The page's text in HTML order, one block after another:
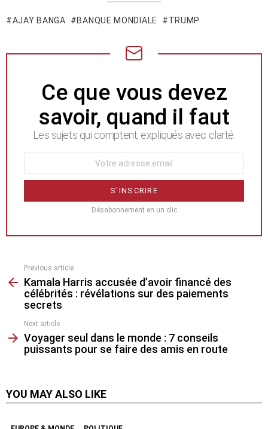
AJAY BANGA BANQUE MONDIALE TRUMP
NEWSLETTER
Ce que vous devez
savoir, quand il faut
Les sujets qui comptent, expliqués avec clarté.
Désabonnement en un clic
more
Previous article
Kamala Harris accusée d’avoir financé des
célébrités : révélations sur des paiements
secrets
Next article
Voyager seul dans le monde : 7 conseils
puissants pour se faire des amis en route
YOU MAY ALSO LIKE